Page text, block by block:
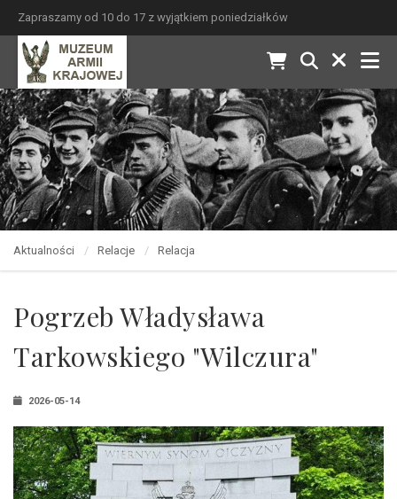
Zapraszamy od 10 do 17 z wyjątkiem poniedziałków
Aktualności Relacje Relacja
Pogrzeb Władysława
Tarkowskiego "Wilczura"
2026-05-14